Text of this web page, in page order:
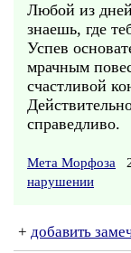
Любой из дней
знаешь, где
Успев
мрачным
счастливой
справедливо.
Мета Морфоза
нарушении
+ добавить